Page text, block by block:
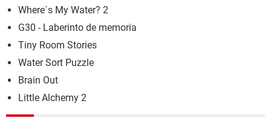
Where´s My Water? 2
G30 - Laberinto de memoria
Tiny Room Stories
Water Sort Puzzle
Brain Out
Little Alchemy 2